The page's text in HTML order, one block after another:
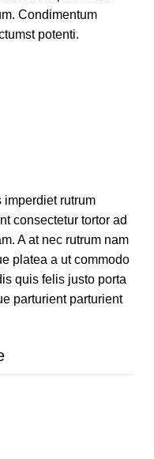
Condimentum
potenti.
imperdiet rutrum
consectetur tortor ad
A at nec rutrum nam
platea a ut commodo
quis felis justo porta
parturient parturient